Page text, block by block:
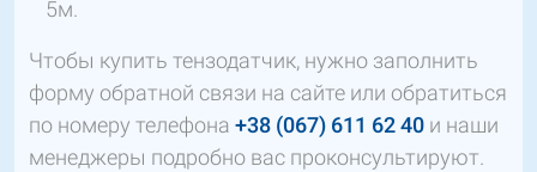
5м.
Чтобы купить тензодатчик, нужно заполнить
форму обратной связи на сайте или обратиться
по номеру телефона +38 (067) 611 62 40 и наши
менеджеры подробно вас проконсультируют.